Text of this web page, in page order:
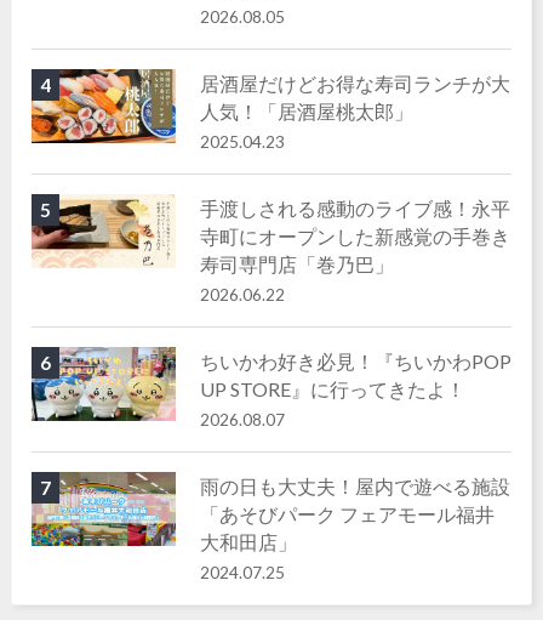
2026.08.05
4
居酒屋だけどお得な寿司ランチが大
人気！「居酒屋桃太郎」
2025.04.23
5
手渡しされる感動のライブ感！永平
寺町にオープンした新感覚の手巻き
寿司専門店「巻乃巴」
2026.06.22
6
ちいかわ好き必見！『ちいかわPOP
UP STORE』に行ってきたよ！
2026.08.07
7
雨の日も大丈夫！屋内で遊べる施設
「あそびパーク フェアモール福井
大和田店」
2024.07.25